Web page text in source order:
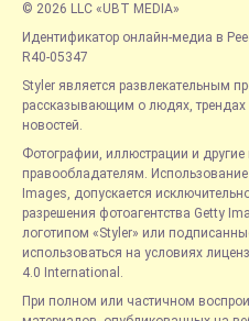
© 2026 LLC «UBT MEDIA»
Идентификатор онлайн-медиа в
R40-05347
Styler является развлекательным
рассказывающим о людях, трендах
новостей.
Фотографии, иллюстрации и
правообладателям.
Images, допускается
разрешения фотоагентства Getty
логотипом «Styler» или
использоваться на условиях
4.0 International.
При полном или частичном